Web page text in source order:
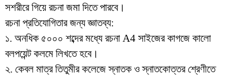
সশরীরে গিয়ে রচনা জমা দিতে পারবে।
রচনা প্রতিযোগিতার জন্য জ্ঞাতব্য:
১. অনধিক ৫০০০ শব্দের মধ্যে রচনা A4 সাইজের কাগজে কালো
বলপয়েন্ট কলমে লিখতে হবে।
২. কেবল মাত্র তিতুমীর কলেজে স্নাতক ও স্নাতকোত্তর শ্রেণীতে